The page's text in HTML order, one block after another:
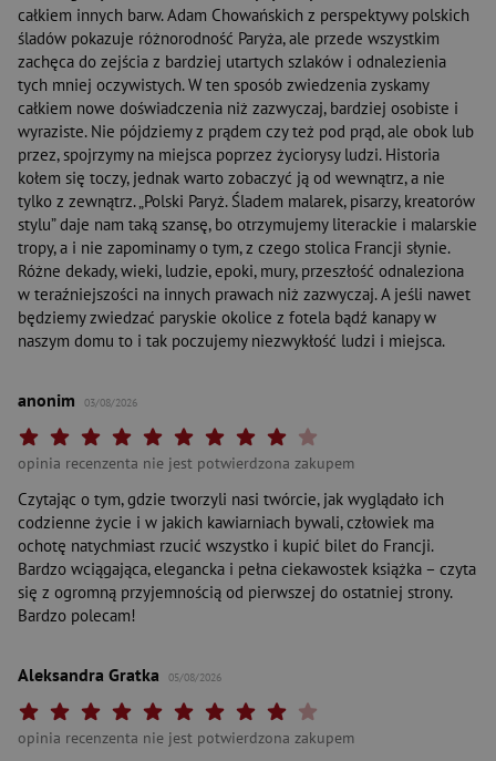
całkiem innych barw. Adam Chowańskich z perspektywy polskich
śladów pokazuje różnorodność Paryża, ale przede wszystkim
zachęca do zejścia z bardziej utartych szlaków i odnalezienia
tych mniej oczywistych. W ten sposób zwiedzenia zyskamy
całkiem nowe doświadczenia niż zazwyczaj, bardziej osobiste i
wyraziste. Nie pójdziemy z prądem czy też pod prąd, ale obok lub
przez, spojrzymy na miejsca poprzez życiorysy ludzi. Historia
kołem się toczy, jednak warto zobaczyć ją od wewnątrz, a nie
tylko z zewnątrz. „Polski Paryż. Śladem malarek, pisarzy, kreatorów
stylu” daje nam taką szansę, bo otrzymujemy literackie i malarskie
tropy, a i nie zapominamy o tym, z czego stolica Francji słynie.
Różne dekady, wieki, ludzie, epoki, mury, przeszłość odnaleziona
w teraźniejszości na innych prawach niż zazwyczaj. A jeśli nawet
będziemy zwiedzać paryskie okolice z fotela bądź kanapy w
naszym domu to i tak poczujemy niezwykłość ludzi i miejsca.
anonim 03/08/2026
Twoja ocena: Arcydzieło
Twoja ocena: Wybitna 9/10"
Twoja ocena: Rewelacyjna 8/10"
Twoja ocena: Bardzo dobra 7/10"
Twoja ocena: Dobra 6/10"
Twoja ocena: Przeciętna 5/10"
Twoja ocena: Może być 4/10"
Twoja ocena: Słaba 3/10"
Twoja ocena: Bardzo słaba 2/10"
Twoja ocena: Beznadziejna 1/10"
opinia recenzenta nie jest potwierdzona zakupem
Czytając o tym, gdzie tworzyli nasi twórcie, jak wyglądało ich
codzienne życie i w jakich kawiarniach bywali, człowiek ma
ochotę natychmiast rzucić wszystko i kupić bilet do Francji.
Bardzo wciągająca, elegancka i pełna ciekawostek książka – czyta
się z ogromną przyjemnością od pierwszej do ostatniej strony.
Bardzo polecam!
Aleksandra Gratka 05/08/2026
Twoja ocena: Arcydzieło
Twoja ocena: Wybitna 9/10"
Twoja ocena: Rewelacyjna 8/10"
Twoja ocena: Bardzo dobra 7/10"
Twoja ocena: Dobra 6/10"
Twoja ocena: Przeciętna 5/10"
Twoja ocena: Może być 4/10"
Twoja ocena: Słaba 3/10"
Twoja ocena: Bardzo słaba 2/10"
Twoja ocena: Beznadziejna 1/10"
opinia recenzenta nie jest potwierdzona zakupem